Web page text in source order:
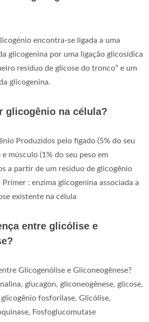
encontra-se ligada a uma
glicogenina por uma ligação glicosídica
resíduo de glicose do tronco” e um
glicogenina.
glicogênio na célula?
Produzidos pelo fígado (5% do seu
músculo (1% do seu peso em
a partir de um resíduo de glicogênio
: enzima glicogenina associada a
existente na célula
entre glicólise e
Glicogenólise e Gliconeogênese?
glucagon, gliconeogênese, glicose,
fosforilase, Glicólise,
Fosfoglucomutase